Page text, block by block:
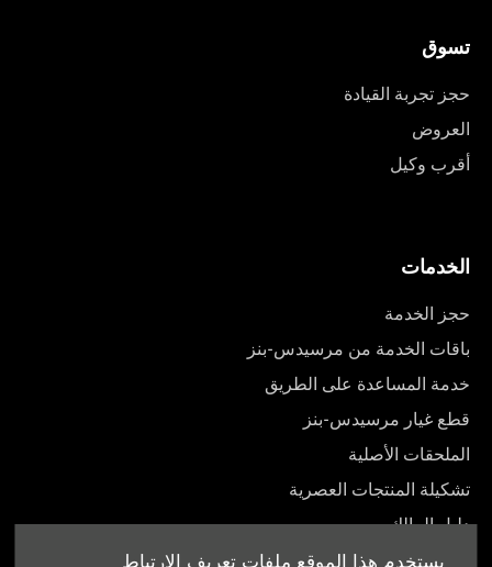
يستخدم هذا الموقع ملفات تعريف الارتباط
تسوق
حجز تجربة القيادة
العروض
أقرب وكيل
الخدمات
حجز الخدمة
باقات الخدمة من مرسيدس-بنز
خدمة المساعدة على الطريق
قطع غيار مرسيدس-بنز
الملحقات الأصلية
تشكيلة المنتجات العصرية
دليل المالك